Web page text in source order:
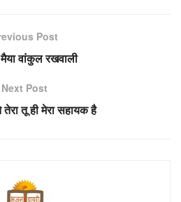
Post
वांकुल रखवाली
Next Post
तू ही मेरा सहायक है